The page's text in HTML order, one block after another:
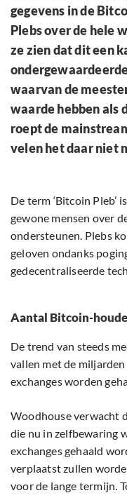
gegevens in de
Plebs over de hele
ze zien dat dit een
waarvan de
waarde hebben als
roept de
velen het daar niet
De term ‘Bitcoin Pleb’
gewone mensen over
ondersteunen. Plebs
geloven ondanks
gedecentraliseerde
Aantal Bitcoin-
De trend van steeds
vallen met de
exchanges worden
Woodhouse verwacht
die nu in zelfbewaring
exchanges gehaald
verplaatst zullen
voor de lange termijn.